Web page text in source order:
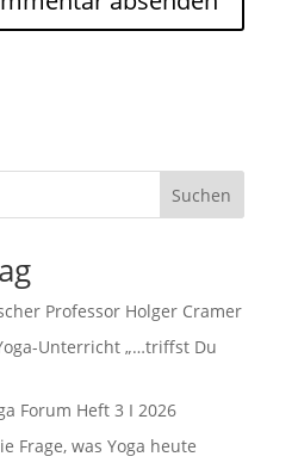
Suchen
Professor Holger Cramer
Unterricht „…triffst Du
Forum Heft 3 I 2026
Frage, was Yoga heute